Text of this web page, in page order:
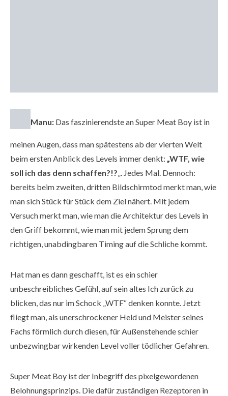
Manu: Das faszinierendste an Super Meat Boy ist in
meinen Augen, dass man spätestens ab der vierten Welt
beim ersten Anblick des Levels immer denkt: „WTF, wie
soll ich das denn schaffen?!?„. Jedes Mal. Dennoch:
bereits beim zweiten, dritten Bildschirmtod merkt man, wie
man sich Stück für Stück dem Ziel nähert. Mit jedem
Versuch merkt man, wie man die Architektur des Levels in
den Griff bekommt, wie man mit jedem Sprung dem
richtigen, unabdingbaren Timing auf die Schliche kommt.
Hat man es dann geschafft, ist es ein schier
unbeschreibliches Gefühl, auf sein altes Ich zurück zu
blicken, das nur im Schock „WTF“ denken konnte. Jetzt
fliegt man, als unerschrockener Held und Meister seines
Fachs förmlich durch diesen, für Außenstehende schier
unbezwingbar wirkenden Level voller tödlicher Gefahren.
Super Meat Boy ist der Inbegriff des pixelgewordenen
Belohnungsprinzips. Die dafür zuständigen Rezeptoren in